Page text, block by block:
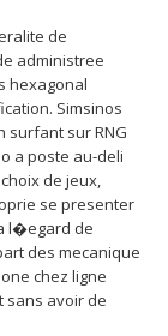
de
administree
hexagonal
Simsinos
surfant sur RNG
a poste au-deli
de jeux,
se presenter
l�egard de
des mecanique
chez ligne
sans avoir de